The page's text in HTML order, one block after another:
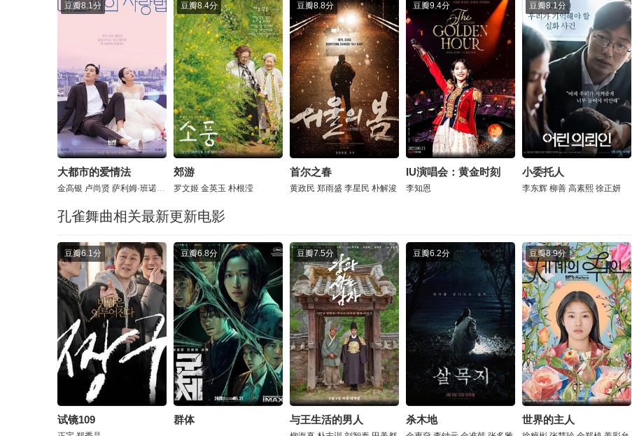
豆瓣8.1分
大都市的爱情法
金高银 卢尚贤 萨利姆·班诺特
豆瓣8.4分
郊游
罗文姬 金英玉 朴根滢
豆瓣8.8分
首尔之春
黄政民 郑雨盛 李星民 朴解浚
豆瓣9.4分
IU演唱会：黄金时刻
李知恩
豆瓣8.1分
小委托人
李东辉 柳善 高素熙 徐正妍
孔雀舞曲相关最新更新电影
豆瓣6.1分
试镜109
豆瓣6.8分
群体
豆瓣7.5分
与王生活的男人
豆瓣6.2分
杀木地
豆瓣8.9分
世界的主人